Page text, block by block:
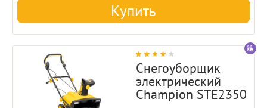
Купить
Снегоуборщик
электрический
Champion STE2350